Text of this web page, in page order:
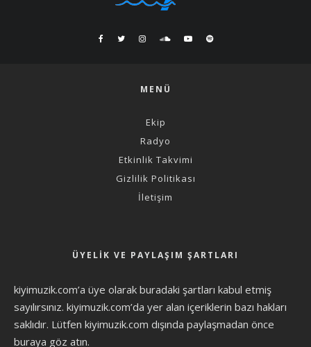
MENÜ
Ekip
Radyo
Etkinlik Takvimi
Gizlilik Politikası
İletişim
ÜYELIK VE PAYLAŞIM ŞARTLARI
kiyimuzik.com’a üye olarak buradaki şartları kabul etmiş
sayılırsınız. kiyimuzik.com’da yer alan içeriklerin bazı hakları
saklıdır. Lütfen kiyimuzik.com dışında paylaşmadan önce
buraya göz atın.